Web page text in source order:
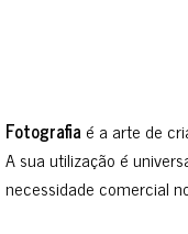
Fotografiaé a arte de
A sua utilização é
necessidade comercial